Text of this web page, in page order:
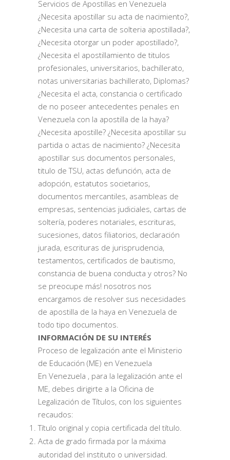
Servicios de Apostillas en Venezuela
¿Necesita apostillar su acta de nacimiento?,
¿Necesita una carta de solteria apostillada?,
¿Necesita otorgar un poder apostillado?,
¿Necesita el apostillamiento de titulos
profesionales, universitarios, bachillerato,
notas universitarias bachillerato, Diplomas?
¿Necesita el acta, constancia o certificado
de no poseer antecedentes penales en
Venezuela con la apostilla de la haya?
¿Necesita apostille? ¿Necesita apostillar su
partida o actas de nacimiento? ¿Necesita
apostillar sus documentos personales,
titulo de TSU, actas defunción, acta de
adopción, estatutos societarios,
documentos mercantiles, asambleas de
empresas, sentencias judiciales, cartas de
soltería, poderes notariales, escrituras,
sucesiones, datos filiatorios, declaración
jurada, escrituras de jurisprudencia,
testamentos, certificados de bautismo,
constancia de buena conducta y otros? No
se preocupe más! nosotros nos
encargamos de resolver sus necesidades
de apostilla de la haya en Venezuela de
todo tipo documentos.
INFORMACIÓN DE SU INTERÉS
Proceso de legalización ante el Ministerio
de Educación (ME) en Venezuela
En Venezuela , para la legalización ante el
ME, debes dirigirte a la Oficina de
Legalización de Títulos, con los siguientes
recaudos:
Título original y copia certificada del título.
Acta de grado firmada por la máxima
autoridad del instituto o universidad.